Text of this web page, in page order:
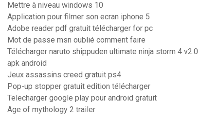
Mettre à niveau windows 10
Application pour filmer son ecran iphone 5
Adobe reader pdf gratuit télécharger for pc
Mot de passe msn oublié comment faire
Télécharger naruto shippuden ultimate ninja storm 4 v2.0
apk android
Jeux assassins creed gratuit ps4
Pop-up stopper gratuit edition télécharger
Telecharger google play pour android gratuit
Age of mythology 2 trailer